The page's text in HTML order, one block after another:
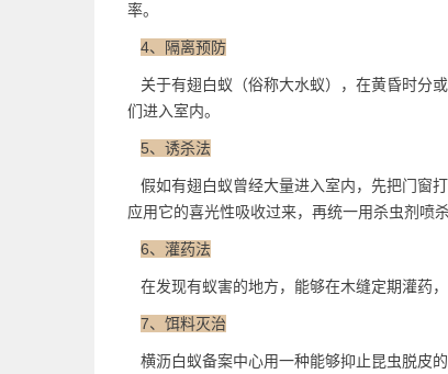
率。
4、隔离预防
关于有翅白蚁（俗称大水蚁），在黄昏时分
们进入室内。
5、诱杀法
假如有翅白蚁曾经大量进入室内，先把门窗
应用它的喜光性吸收过来，再统一用杀虫剂 喷杀
6、灌药法
在发现有蚁害的地方，能够在木缝定期灌药
7、饵料灭治
横沥白蚁备案中心用一种能够抑止昆虫脱皮